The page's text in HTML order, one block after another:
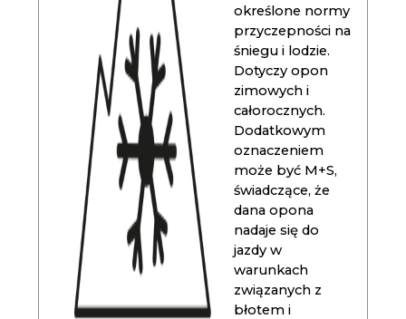
określone normy
przyczepności na
śniegu i lodzie.
Dotyczy opon
zimowych i
całorocznych.
Dodatkowym
oznaczeniem
może być M+S,
świadczące, że
dana opona
nadaje się do
jazdy w
warunkach
związanych z
błotem i